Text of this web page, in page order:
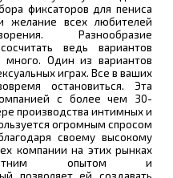
фиксаторов для пениса
желание всех любителей
Разнообразие
ведь вариантов
много. Один из вариантов
играх. Все в ваших
остановиться. Эта
с более чем 30-
производства интимных и
огромным спросом
своему высокому
компании на этих рынках
опытом и